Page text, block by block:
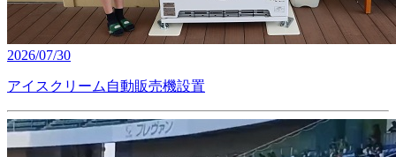
2026/07/30
アイスクリーム自動販売機設置